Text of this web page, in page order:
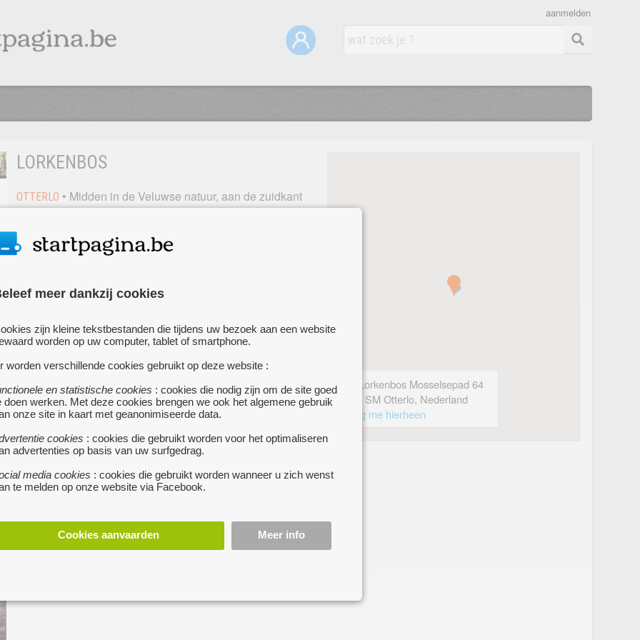
meer dankzij cookies
zijn kleine tekstbestanden die tijdens uw bezoek aan een website
worden op uw computer, tablet of smartphone.
worden verschillende cookies gebruikt op deze website :
en statistische cookies : cookies die nodig zijn om de site goed
doen werken. Met deze cookies brengen we ook het algemene gebruik
onze site in kaart met geanonimiseerde data.
cookies : cookies die gebruikt worden voor het optimaliseren
advertenties op basis van uw surfgedrag.
media cookies : cookies die gebruikt worden wanneer u zich wenst
te melden op onze website via Facebook.
Cookies aanvaarden Meer info
aanmelden
LORKENBOS
OTTERLO • Midden in de Veluwse natuur, aan de zuidkant
van Otterlo vindt u Het Lorkenbos. Hier staan knusse en
moderne Vakantiebungalows aan de rand van heide en
bos te wachten op mensen die op vakantie komen. De
die zo kenmerkend is voor de Veluwe. De natuur is hier
ieder jaargetijde adembenemend en overweldigend.
Menigeen heeft hier mooie vakantieherinneringen aan over
gehouden, welke ongetwijfeld bij feesten en partijen nog
eens worden opgehaald.
wandelroutes. Al fietsend is het mogelijk om de natuur te
gaan verkennen over de fietspaden die dwars door
omringende natuurgebieden gaan. Of ga lekker wandelen
met uw hond bijvoorbeeld.
mail ons
Het Lorkenbos Mosselsepad 64
6731 SM Otterlo, Nederland
breng me hierheen